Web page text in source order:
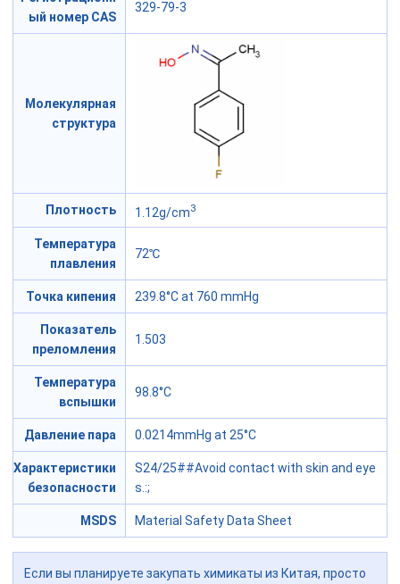
ый номер CAS
329-79-3
Молекулярная
структура
Плотность 1.12g/cm3
Температура
плавления
72℃
Точка кипения 239.8°C at 760 mmHg
Показатель
преломления
1.503
Температура
вспышки
98.8°C
Давление пара 0.0214mmHg at 25°C
Характеристики
безопасности
S24/25##Avoid contact with skin and eye
s. :;
MSDS Material Safety Data Sheet
Если вы планируете закупать химикаты из Китая, просто